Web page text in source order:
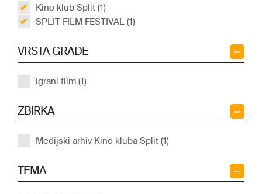
Kino klub Split (1)
SPLIT FILM FESTIVAL (1)
VRSTA GRAĐE
igrani film (1)
ZBIRKA
Medijski arhiv Kino kluba Split (1)
TEMA